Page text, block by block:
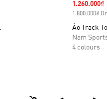
Sale price
1.260.000₫
1.800.000₫
Áo Track
Nam
4 colours